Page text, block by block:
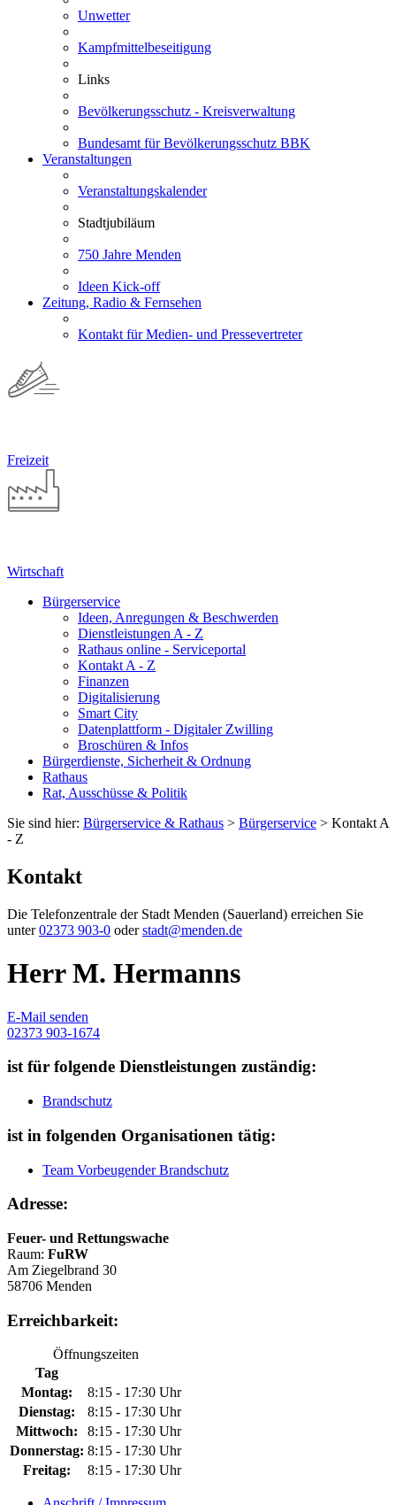
Unwetter
Kampfmittelbeseitigung
Links
Bevölkerungsschutz - Kreisverwaltung
Bundesamt für Bevölkerungsschutz BBK
Veranstaltungen
Veranstaltungskalender
Stadtjubiläum
750 Jahre Menden
Ideen Kick-off
Zeitung, Radio & Fernsehen
Kontakt für Medien- und Pressevertreter
Freizeit
Wirtschaft
Bürgerservice
Ideen, Anregungen & Beschwerden
Dienstleistungen A - Z
Rathaus online - Serviceportal
Kontakt A - Z
Finanzen
Digitalisierung
Smart City
Datenplattform - Digitaler Zwilling
Broschüren & Infos
Bürgerdienste, Sicherheit & Ordnung
Rathaus
Rat, Ausschüsse & Politik
Sie sind hier: Bürgerservice & Rathaus > Bürgerservice > Kontakt A
- Z
Kontakt
Die Telefonzentrale der Stadt Menden (Sauerland) erreichen Sie
unter02373 903-0 oderstadt@menden.de
Herr M. Hermanns
E-Mail senden
02373 903-1674
ist für folgende Dienstleistungen zuständig:
Brandschutz
ist in folgenden Organisationen tätig:
Team Vorbeugender Brandschutz
Adresse:
Feuer- und Rettungswache
Raum: FuRW
Am Ziegelbrand 30
58706 Menden
Erreichbarkeit:
Öffnungszeiten
Tag
Montag:
8:15 - 17:30 Uhr
Dienstag:
8:15 - 17:30 Uhr
Mittwoch:
8:15 - 17:30 Uhr
Donnerstag: 8:15 - 17:30 Uhr
Freitag:
8:15 - 17:30 Uhr